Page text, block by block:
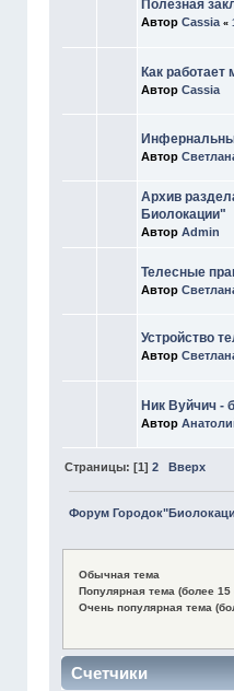
Полезная
Автор Cassia «
Как работает
Автор Cassia
Автор
Архив
Биолокации"
Автор Admin
Телесные
Автор
Устройство
Автор
Ник Вуйчич -
Автор
Страницы: [1 ] 2 Вверх
Форум
Обычная тема
Популярная тема (более 15
Очень популярная тема
Счетчики